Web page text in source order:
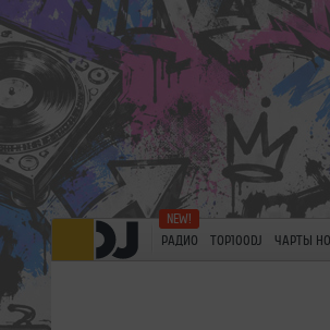
РАДИО TOP100DJ ЧАРТЫ